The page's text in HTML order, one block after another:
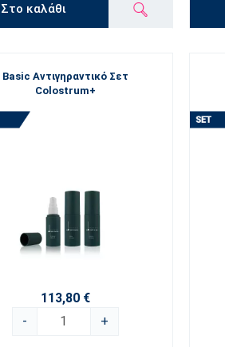
Στο καλάθι
Basic Αντιγηραντικό Σετ
Colostrum+
113,80 €
-
+